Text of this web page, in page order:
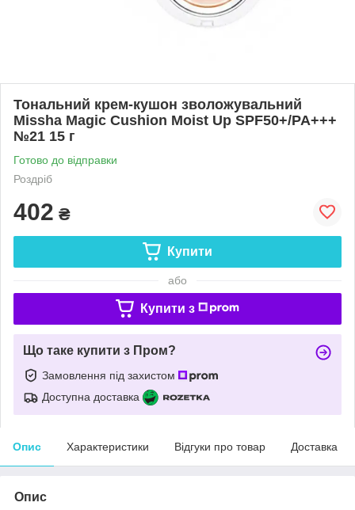
Тональний крем-кушон зволожувальний
Missha Magic Cushion Moist Up SPF50+/PA+++
№21 15 г
Готово до відправки
Роздріб
402 ₴
Купити
або
Купити з
Що таке купити з Пром?
Замовлення під захистом
Доступна доставка
Опис Характеристики Відгуки про товар Доставка
Опис